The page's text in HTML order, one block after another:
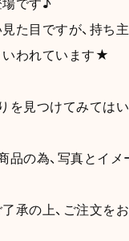
場です♪
た目ですが、持ち
いわれています★
を見つけてみては
品の為、写真とイ
承の上、ご注文を